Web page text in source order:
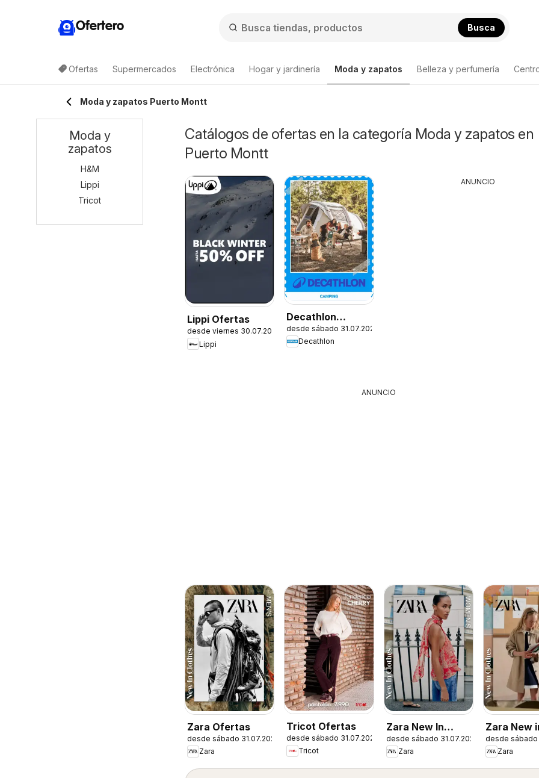
Ofertero Busca
Ofertas Supermercados Electrónica Hogar y jardinería Moda y zapatos Belleza y perfumería
Moda y zapatos Puerto Montt
Catálogos de ofertas en la categoría Moda y zapatos en
Puerto Montt
Lippi Ofertas
desde viernes 30.07.2026
Lippi
Decathlon
Ofertas
desde sábado 31.07.2026
Decathlon
ANUNCIO
ANUNCIO
Zara Ofertas
desde sábado 31.07.2026
Zara
Tricot Ofertas
desde sábado 31.07.2026
Tricot
Zara New In
Women
desde sábado 31.07.2026
Zara
Zara New
desde sábado
Zara
Moda y
zapatos
H&M
Lippi
Tricot